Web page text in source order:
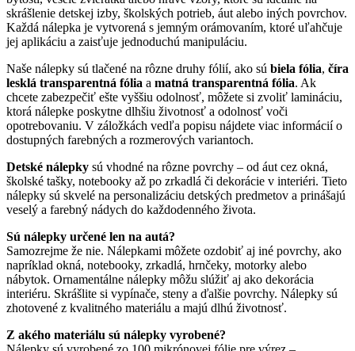
skrášlenie detskej izby, školských potrieb, áut alebo iných povrchov.
Každá nálepka je vytvorená s jemným orámovaním, ktoré uľahčuje
jej aplikáciu a zaisťuje jednoduchú manipuláciu.
Naše nálepky sú tlačené na rôzne druhy fólií, ako sú biela fólia, číra
lesklá transparentná fólia a matná transparentná fólia. Ak
chcete zabezpečiť ešte vyššiu odolnosť, môžete si zvoliť lamináciu,
ktorá nálepke poskytne dlhšiu životnosť a odolnosť voči
opotrebovaniu. V záložkách vedľa popisu nájdete viac informácií o
dostupných farebných a rozmerových variantoch.
Detské nálepky sú vhodné na rôzne povrchy – od áut cez okná,
školské tašky, notebooky až po zrkadlá či dekorácie v interiéri. Tieto
nálepky sú skvelé na personalizáciu detských predmetov a prinášajú
veselý a farebný nádych do každodenného života.
Sú nálepky určené len na autá?
Samozrejme že nie. Nálepkami môžete ozdobiť aj iné povrchy, ako
napríklad okná, notebooky, zrkadlá, hrnčeky, motorky alebo
nábytok. Ornamentálne nálepky môžu slúžiť aj ako dekorácia
interiéru. Skrášlite si vypínače, steny a ďalšie povrchy. Nálepky sú
zhotovené z kvalitného materiálu a majú dlhú životnosť.
Z akého materiálu sú nálepky vyrobené?